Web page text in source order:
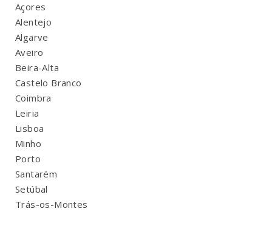
Açores
Alentejo
Algarve
Aveiro
Beira-Alta
Castelo Branco
Coimbra
Leiria
Lisboa
Minho
Porto
Santarém
Setúbal
Trás-os-Montes